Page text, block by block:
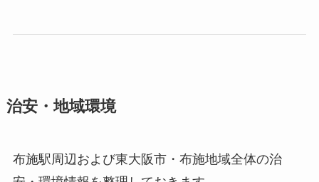
治安・地域環境
布施駅周辺および東大阪市・布施地域全体の治